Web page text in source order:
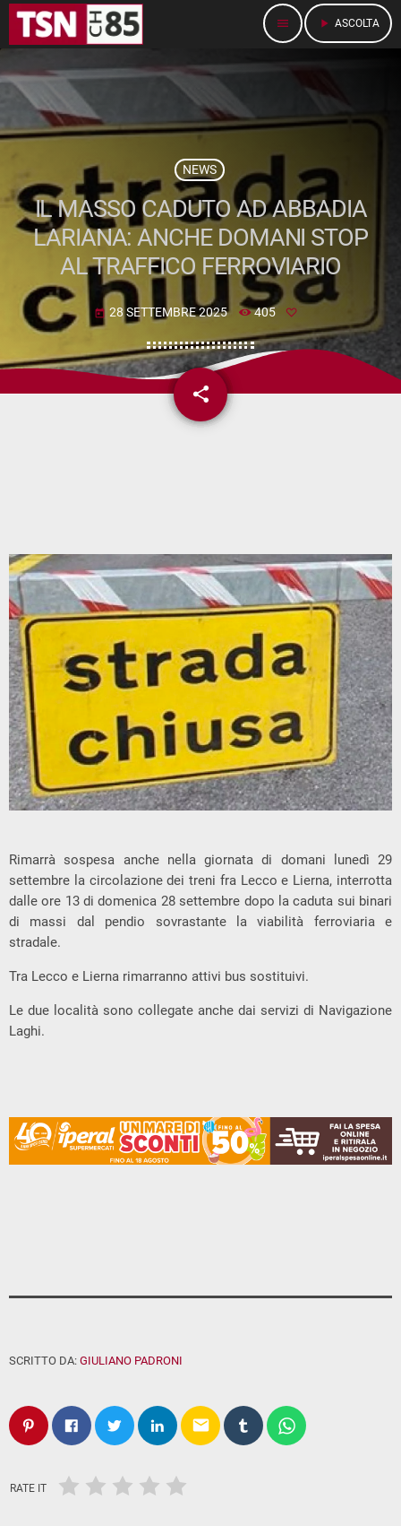
menu play_arrow ASCOLTA
NEWS
IL MASSO CADUTO AD ABBADIA
LARIANA: ANCHE DOMANI STOP
AL TRAFFICO FERROVIARIO
today 28 SETTEMBRE 2025 405
share
email
Rimarrà sospesa anche nella giornata di domani lunedì 29
settembre la circolazione dei treni fra Lecco e Lierna, interrotta
dalle ore 13 di domenica 28 settembre dopo la caduta sui binari
di massi dal pendio sovrastante la viabilità ferroviaria e
stradale.
Tra Lecco e Lierna rimarranno attivi bus sostituivi.
Le due località sono collegate anche dai servizi di Navigazione
Laghi.
SCRITTO DA: GIULIANO PADRONI
email
RATE IT